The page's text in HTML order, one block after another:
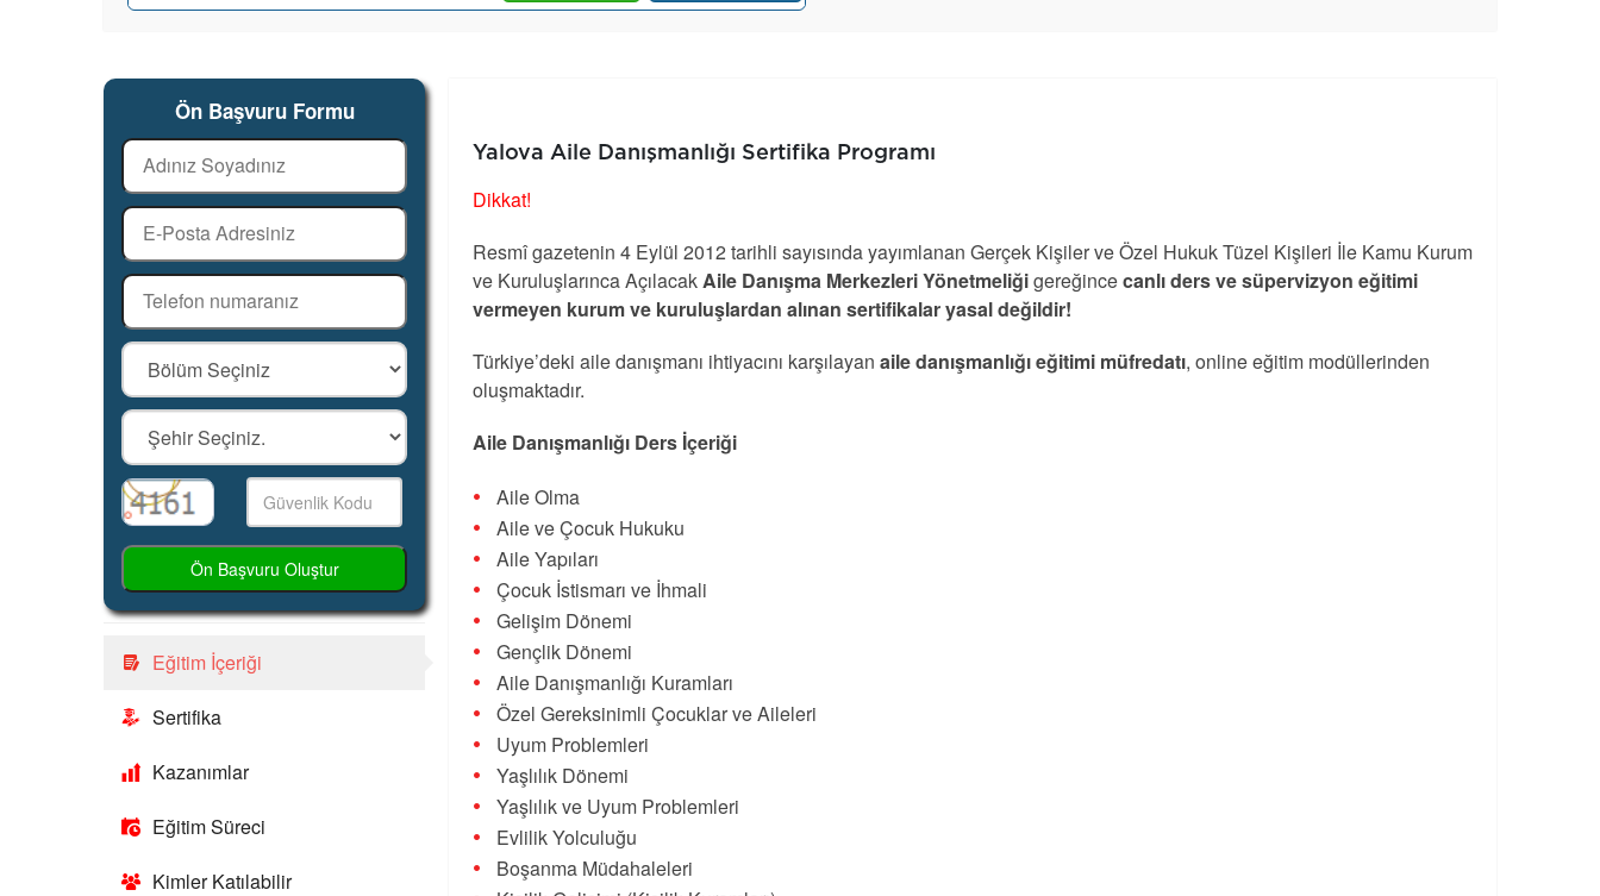
Ön Başvuru Formu
Ön Başvuru Oluştur
Eğitim İçeriği
Sertifika
Kazanımlar
Eğitim Süreci
Kimler Katılabilir
Yalova Aile Danışmanlığı Sertifika Programı
Dikkat!
Resmî gazetenin 4 Eylül 2012 tarihli sayısında yayımlanan Gerçek Kişiler ve Özel Hukuk Tüzel Kişileri İle Kamu Kurum
ve Kuruluşlarınca Açılacak Aile Danışma Merkezleri Yönetmeliğigereğincecanlı ders ve süpervizyon eğitimi
vermeyen kurum ve kuruluşlardan alınan sertifikalar yasal değildir!
Türkiye’deki aile danışmanı ihtiyacını karşılayan aile danışmanlığı eğitimi müfredatı, online eğitim modüllerinden
oluşmaktadır.
Aile Danışmanlığı Ders İçeriği
Aile Olma
Aile ve Çocuk Hukuku
Aile Yapıları
Çocuk İstismarı ve İhmali
Gelişim Dönemi
Gençlik Dönemi
Aile Danışmanlığı Kuramları
Özel Gereksinimli Çocuklar ve Aileleri
Uyum Problemleri
Yaşlılık Dönemi
Yaşlılık ve Uyum Problemleri
Evlilik Yolculuğu
Boşanma Müdahaleleri